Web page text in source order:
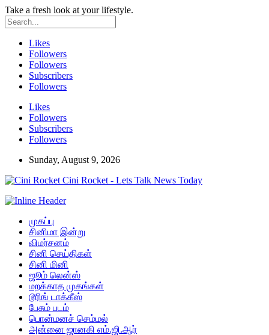
Take a fresh look at your lifestyle.
Likes
Followers
Followers
Subscribers
Followers
Likes
Followers
Subscribers
Followers
Sunday, August 9, 2026
Cini Rocket - Lets Talk News Today
முகப்பு
சினிமா இன்று
விமர்சனம்
சினி செய்திகள்
சினி மினி
ஜூம் லென்ஸ்
மறக்காத முகங்கள்
டூரிங் டாக்கீஸ்
பேசும் படம்
பொன்மனச் செம்மல்
அன்னை ஜானகி எம்.ஜி.ஆர்